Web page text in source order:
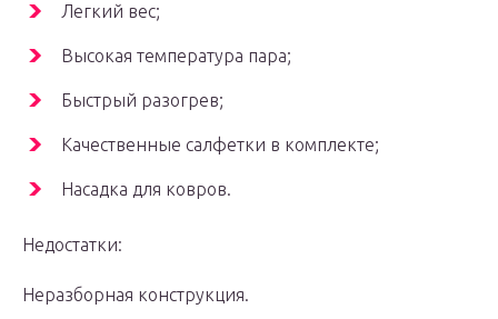
Легкий вес;
Высокая температура пара;
Быстрый разогрев;
Качественные салфетки в комплекте;
Насадка для ковров.
Недостатки:
Неразборная конструкция.